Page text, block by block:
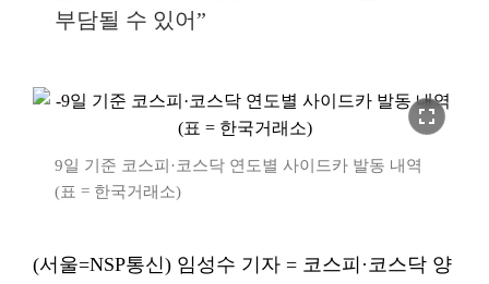
부담될 수 있어”
fullscreen
9일 기준 코스피·코스닥 연도별 사이드카 발동 내역
(표 = 한국거래소)
(서울=NSP통신) 임성수 기자 = 코스피·코스닥 양